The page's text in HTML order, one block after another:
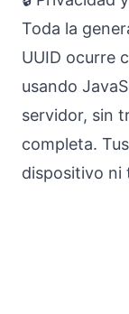
Toda la
UUID ocurre
usando
servidor, sin
completa.
dispositivo ni